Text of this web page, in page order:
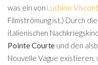
was ein von Luchino
Filmströmung ist.) Durch
italienischen
Pointe Courte und den
Nouvelle Vague existieren,